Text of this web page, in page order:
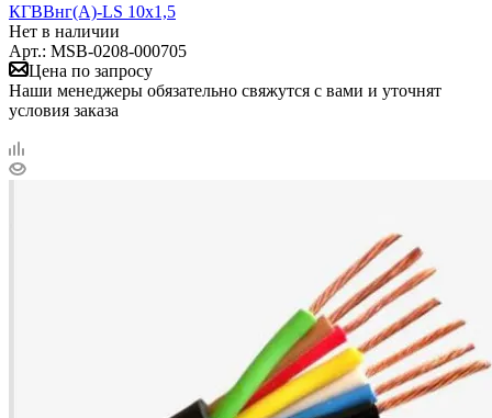
КГВВнг(А)-LS 10х1,5
Нет в наличии
Арт.: MSB-0208-000705
Цена по запросу
Наши менеджеры обязательно свяжутся с вами и уточнят
условия заказа